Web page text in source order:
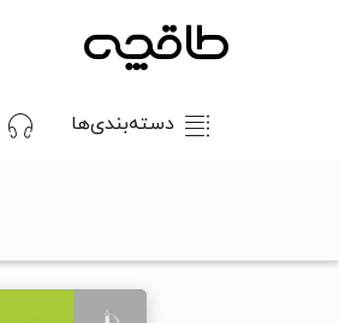
دسته‌بندی‌ها